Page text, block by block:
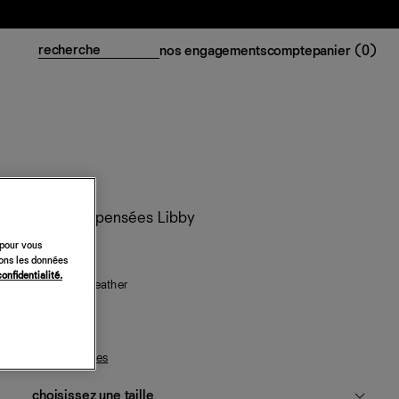
nos engagementscomptepanier (0)
Tongs compensées Libby
298 €
white cotton leather
guide des tailles
vous
les données